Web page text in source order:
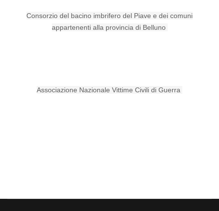
Consorzio del bacino imbrifero del Piave e dei comuni
appartenenti alla provincia di Belluno
Associazione Nazionale Vittime Civili di Guerra